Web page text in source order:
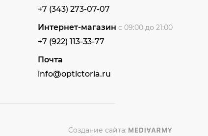
+7 (343) 273-07-07
Интернет-магазин с 09:00 до 21:00
+7 (922) 113-33-77
Почта
info@optictoria.ru
Создание сайта: